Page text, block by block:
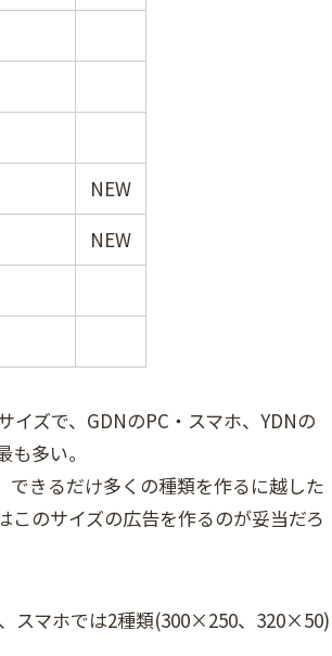
NEW
NEW
ズで、GDNのPC・スマホ、YDNの
多い。
きるだけ多くの種類を作るに越した
のサイズの広告を作るのが妥当だろ
スマホでは2種類(300×250、320×50)